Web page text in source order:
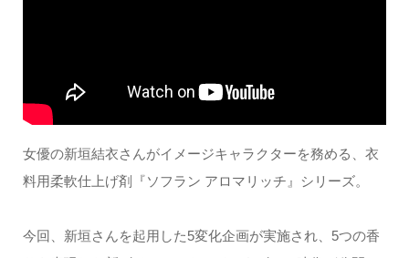
女優の新垣結衣さんがイメージキャラクターを務める、衣
料用柔軟仕上げ剤『ソフラン アロマリッチ』シリーズ。
今回、新垣さんを起用した5変化企画が実施され、5つの香